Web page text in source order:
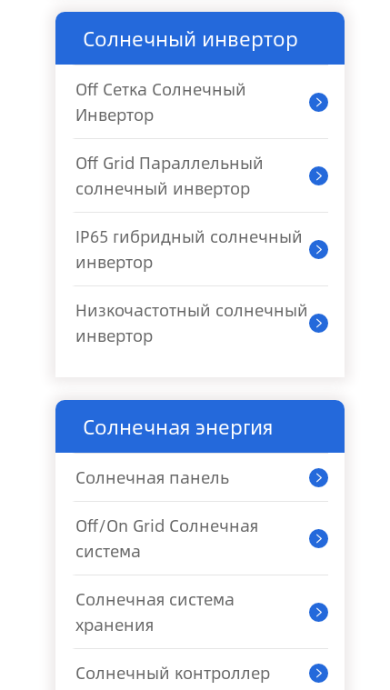
Солнечный инвертор
Off Сетка Солнечный
Инвертор

Off Grid Параллельный
солнечный инвертор

IP65 гибридный солнечный
инвертор

Низкочастотный солнечный
инвертор

Солнечная энергия
Солнечная панель 
Off/On Grid Солнечная
система

Солнечная система
хранения

Солнечный контроллер 